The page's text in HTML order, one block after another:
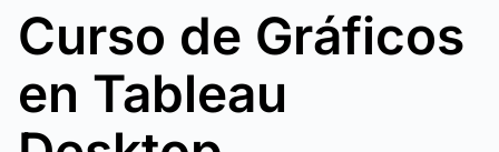
Curso de Gráficos
en Tableau